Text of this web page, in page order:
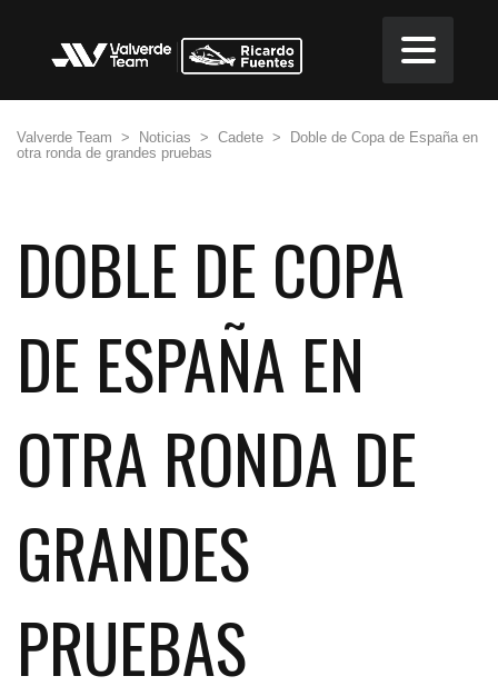
Valverde Team > Noticias > Cadete >
Doble de Copa de España en
otra ronda de grandes pruebas
DOBLE DE COPA
DE ESPAÑA EN
OTRA RONDA DE
GRANDES
PRUEBAS